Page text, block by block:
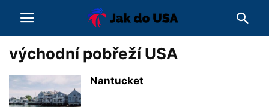
východní pobřeží USA
Nantucket